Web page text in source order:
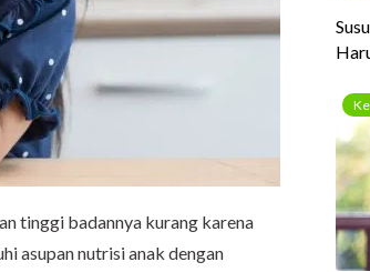
tinggi badannya kurang karena
asupan nutrisi anak dengan